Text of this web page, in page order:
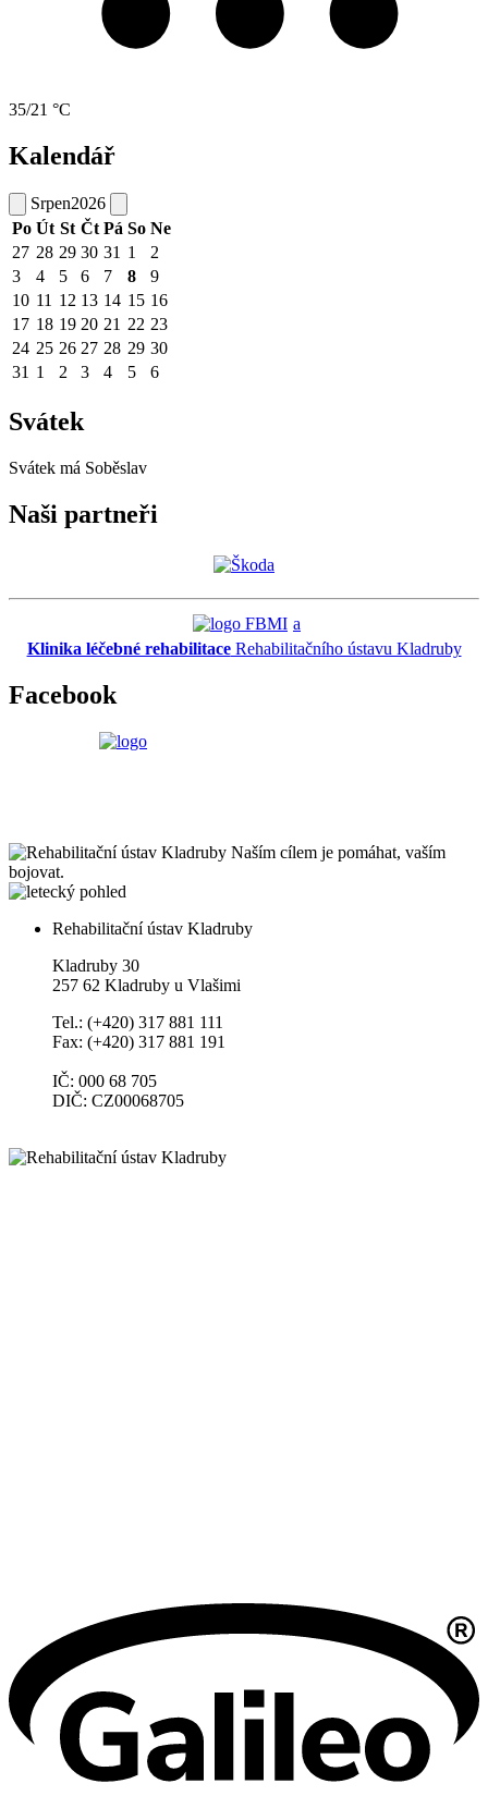
35/21 °C
Kalendář
Srpen2026
Po Út St Čt Pá So Ne
27 28 29 30 31 1
2
3
4 5 6 7 8
9
10 11 12 13 14 15 16
17 18 19 20 21 22 23
24 25 26 27 28 29 30
31 1 2 3 4 5 6
Svátek
Svátek má Soběslav
Naši partneři
a
Klinika léčebné rehabilitaceRehabilitačního ústavu Kladruby
Facebook
Naším cílem je pomáhat, vaším
bojovat.
Rehabilitační ústav Kladruby
Kladruby 30
257 62 Kladruby u Vlašimi
Tel.: (+420) 317 881 111
Fax: (+420) 317 881 191
IČ: 000 68 705
DIČ: CZ00068705